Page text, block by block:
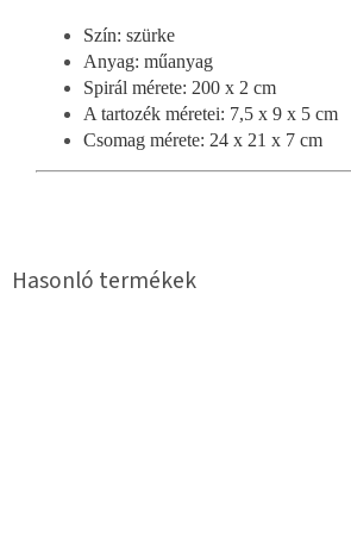
Szín: szürke
Anyag: műanyag
Spirál mérete: 200 x 2 cm
A tartozék méretei: 7,5 x 9 x 5 cm
Csomag mérete: 24 x 21 x 7 cm